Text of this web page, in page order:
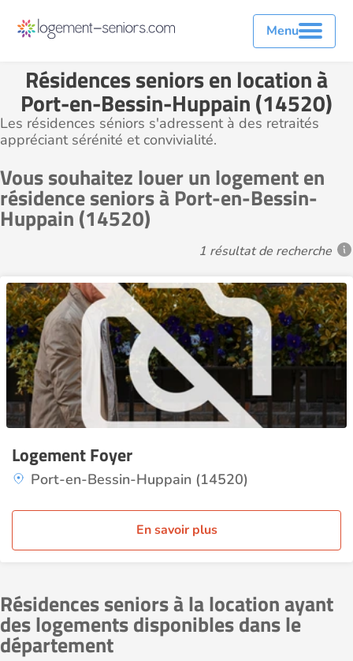
Menu
Résidences seniors en location à
Port-en-Bessin-Huppain (14520)
Les résidences séniors s'adressent à des retraités
appréciant sérénité et convivialité.
Vous souhaitez louer un logement en
résidence seniors à Port-en-Bessin-
Huppain (14520)
1 résultat de recherche
Logement Foyer
Port-en-Bessin-Huppain (14520)
En savoir plus
Résidences seniors à la location ayant
des logements disponibles dans le
département